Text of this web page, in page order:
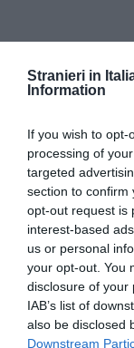
Stranieri in
Information
If you wish to
processing of
targeted
section to confirm
opt-out request is
interest-based
us or personal
your opt-out. You
disclosure of your
IAB’s list of
also be disclosed
Downstream
bisogno di
vogliono più
due anni
qualche
esempio che
la filippina di
Paese per poi
Italia. D’altra
e possono